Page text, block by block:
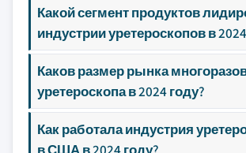
Какой сегмент продуктов
индустрии уретероскопов в
Каков размер рынка
уретероскопа в 2024 году?
Как работала индустрия